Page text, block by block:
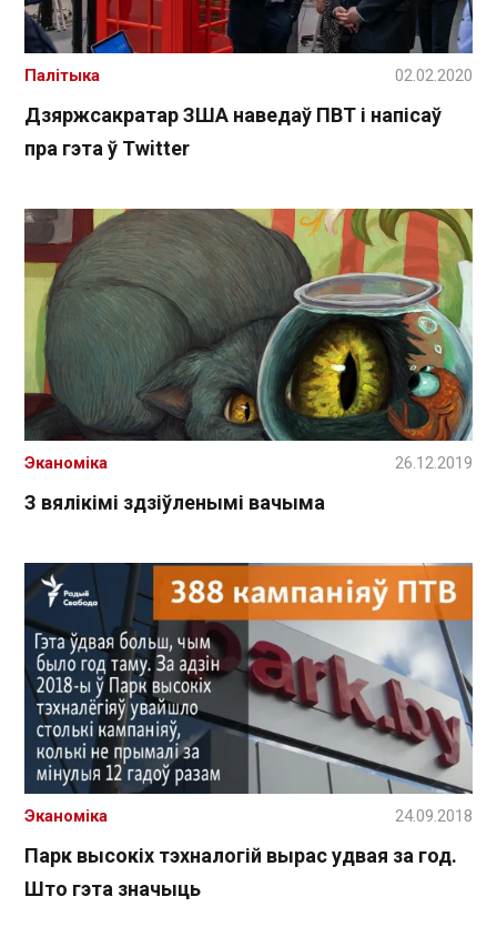
Дзяржсакратар ЗША наведаў ПВТ і напісаў
пра гэта ў Twitter
Палітыка 02.02.2020
З вялікімі здзіўленымі вачыма
Эканоміка 26.12.2019
Парк высокіх тэхналогій вырас удвая за год.
Што гэта значыць
Эканоміка 24.09.2018